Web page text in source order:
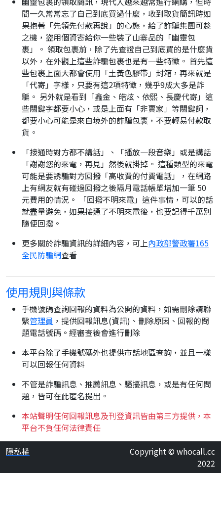
間一久常常忘了自己到底買過什麼，收到取貨簡訊時如
果抱著「先領先付款再說」的心態，給了詐騙集團可趁
之機，盜用個資寄給你一些裝了山寨品的「幽靈包
裹」。 領取包裹前，除了先查證自己到底買的是什麼貨
以外，在外觀上這些詐騙包裹也是有一些特徵。 首先這
些包裹上面大都會使用「土黃色膠帶」封箱，再來就是
「代寄」字樣，只要有這2項特徵，幾乎9成大多是詐
騙。 另外就是看到「鑫金、皓炫、依熙、長慶代寄」這
些關鍵字都要小心，或是上面有「非賣家」等關鍵詞，
都要小心可能是來自境外的詐騙包裹，不要輕易付款取
貨。
「接通時對方都不講話」、「播放一段音樂」或是講話
「謝謝您的來電，再見」然後就掛掉。 這種類型的來電
可能是要誘騙對方回撥「高收費的付費電話」，在網路
上有網友就有碰過回撥之後隔月電話帳單增加一筆 50
元費用的情況。 「回撥不明來電」這件事情，可以的話
就盡量避免，如果接通了不明來電後，也要記得千萬別
隨便回撥。
更多關於詐騙資訊的詳細內容，可上內政部警政署165
全民防騙網查看
使用規則與條款
手機號碼查詢回報的資料為公開的資料，如需刪除請聯
繫管理員 ，提供回報訊息(資訊)、刪除原因、回報的問
題電話號碼。經審查後會進行刪除
本平台除了手機號碼外也提供市話地區查詢，並且一樣
可以回報任何資料
不管是詐騙訊息、推薦訊息、騷擾訊息，或是有任何問
題，皆可在此匿名提出。
本站聲明任何回報訊息及刊登資訊皆由第三方提供，本
平台不負任何法律責任
隱私權
Copyright © whocall.cc
2022